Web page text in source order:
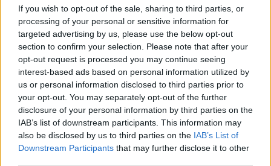
If you wish to opt-out of the sale, sharing to third parties, or
processing of your personal or sensitive information for
targeted advertising by us, please use the below opt-out
section to confirm your selection. Please note that after your
opt-out request is processed you may continue seeing
interest-based ads based on personal information utilized by
us or personal information disclosed to third parties prior to
your opt-out. You may separately opt-out of the further
disclosure of your personal information by third parties on the
IAB’s list of downstream participants. This information may
also be disclosed by us to third parties on the IAB’s List of
Downstream Participants that may further disclose it to other
Marco Cherici
(del Rione Olmo Basso),
Cristian Salvi e
Alessandro Moretti(La Ripa/San Zeno),Francesco Bidini e
Luca Bichi(Olmo Alto) e la coppia vincitriceAlessandro Ugolini e
Alberto Liverani(Sant’Anastasio/Madonna di Mezzastrada).
A consegnare i riconoscimenti le quattro “capitane”Arianna
Baldini (
Olmo Basso), Sabrina Giommetti(La Ripa – San Zeno),
Annalisa Magrini
(Olmo Alto) e Sonia Olivieri
(Sant’Anastasio/Madonna di Mezzastrada).
Il presidente dell’A.S.D Giostra dei Rioni, Roberto Parnetti, nel suo